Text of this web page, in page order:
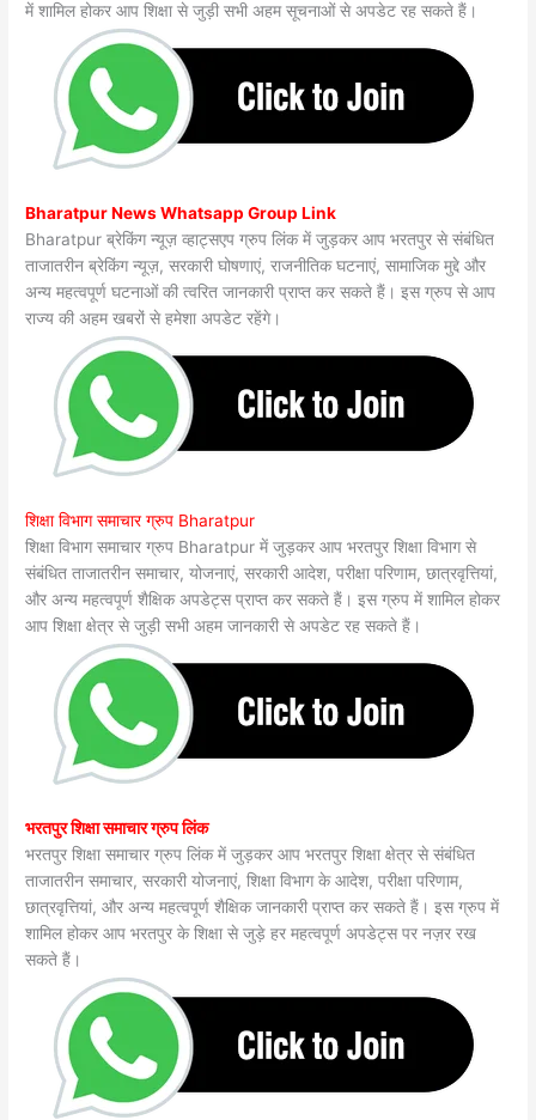
में शामिल होकर आप शिक्षा से जुड़ी सभी अहम सूचनाओं से अपडेट रह सकते हैं।
Bharatpur News Whatsapp Group Link
Bharatpur ब्रेकिंग न्यूज़ व्हाट्सएप ग्रुप लिंक में जुड़कर आप भरतपुर से संबंधित
ताजातरीन ब्रेकिंग न्यूज़, सरकारी घोषणाएं, राजनीतिक घटनाएं, सामाजिक मुद्दे और
अन्य महत्वपूर्ण घटनाओं की त्वरित जानकारी प्राप्त कर सकते हैं। इस ग्रुप से आप
राज्य की अहम खबरों से हमेशा अपडेट रहेंगे।
शिक्षा विभाग समाचार ग्रुप Bharatpur
शिक्षा विभाग समाचार ग्रुप Bharatpur में जुड़कर आप भरतपुर शिक्षा विभाग से
संबंधित ताजातरीन समाचार, योजनाएं, सरकारी आदेश, परीक्षा परिणाम, छात्रवृत्तियां,
और अन्य महत्वपूर्ण शैक्षिक अपडेट्स प्राप्त कर सकते हैं। इस ग्रुप में शामिल होकर
आप शिक्षा क्षेत्र से जुड़ी सभी अहम जानकारी से अपडेट रह सकते हैं।
भरतपुर शिक्षा समाचार ग्रुप लिंक
भरतपुर शिक्षा समाचार ग्रुप लिंक में जुड़कर आप भरतपुर शिक्षा क्षेत्र से संबंधित
ताजातरीन समाचार, सरकारी योजनाएं, शिक्षा विभाग के आदेश, परीक्षा परिणाम,
छात्रवृत्तियां, और अन्य महत्वपूर्ण शैक्षिक जानकारी प्राप्त कर सकते हैं। इस ग्रुप में
शामिल होकर आप भरतपुर के शिक्षा से जुड़े हर महत्वपूर्ण अपडेट्स पर नज़र रख
सकते हैं।